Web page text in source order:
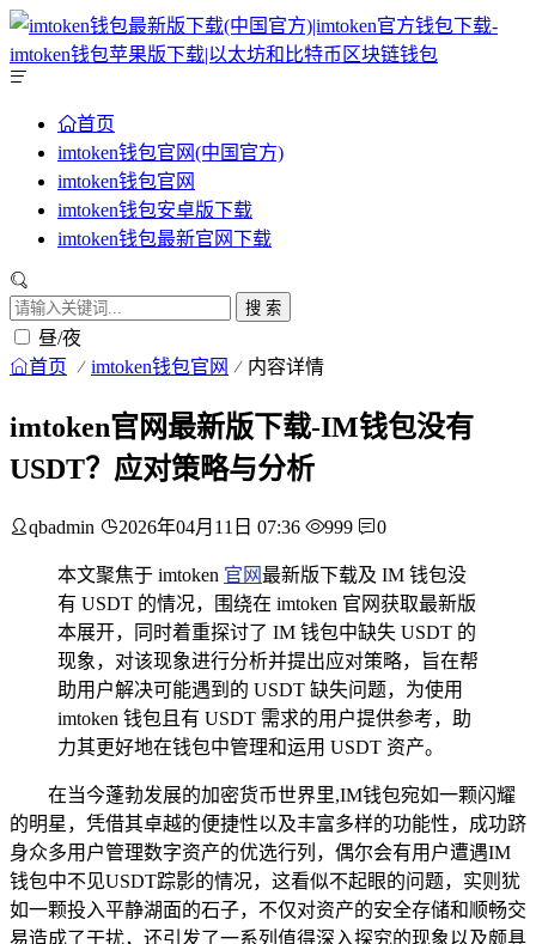
首页
imtoken钱包官网(中国官方)
imtoken钱包官网
imtoken钱包安卓版下载
imtoken钱包最新官网下载
搜 索
昼/夜
首页 imtoken钱包官网 内容详情
imtoken官网最新版下载-IM钱包没有
USDT？应对策略与分析
qbadmin 2026年04月11日 07:36 999 0
本文聚焦于 imtoken 官网最新版下载及 IM 钱包没
有 USDT 的情况，围绕在 imtoken 官网获取最新版
本展开，同时着重探讨了 IM 钱包中缺失 USDT 的
现象，对该现象进行分析并提出应对策略，旨在帮
助用户解决可能遇到的 USDT 缺失问题，为使用
imtoken 钱包且有 USDT 需求的用户提供参考，助
力其更好地在钱包中管理和运用 USDT 资产。
在当今蓬勃发展的加密货币世界里,IM钱包宛如一颗闪耀
的明星，凭借其卓越的便捷性以及丰富多样的功能性，成功跻
身众多用户管理数字资产的优选行列，偶尔会有用户遭遇IM
钱包中不见USDT踪影的情况，这看似不起眼的问题，实则犹
如一颗投入平静湖面的石子，不仅对资产的安全存储和顺畅交
易造成了干扰，还引发了一系列值得深入探究的现象以及颇具